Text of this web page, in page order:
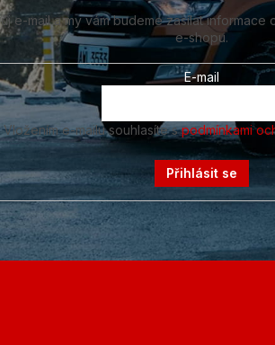
e-mail a my vám budeme zasílat informace
e-shopu.
E-mail
Vložením e-mailu souhlasíte spodmínkami
Přihlásit se